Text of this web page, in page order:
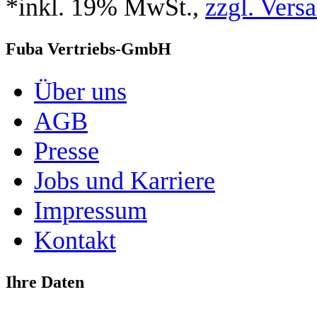
*inkl. 19% MwSt., zzgl.
Fuba Vertriebs-GmbH
Über uns
AGB
Presse
Jobs und Karriere
Impressum
Kontakt
Ihre Daten